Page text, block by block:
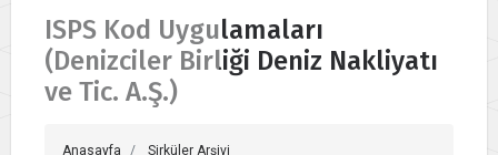
ISPS Kod Uygulamaları
(Denizciler Birliği Deniz Nakliyatı
ve Tic. A.Ş.)
Anasayfa
Sirküler Arşivi